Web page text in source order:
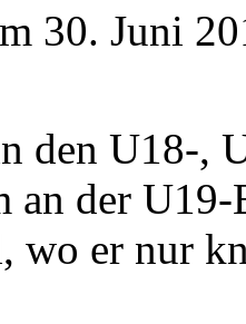
30. Juni
den U18-,
an der
wo er nur